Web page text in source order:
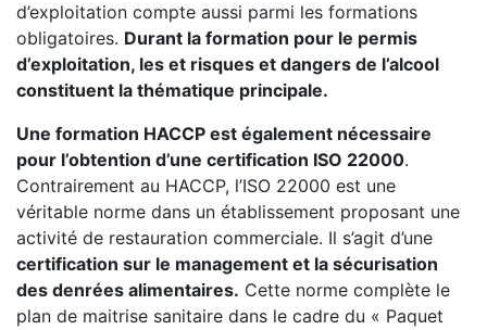
d’exploitation compte aussi parmi les formations
obligatoires. Durant la formation pour le permis
d’exploitation, les et risques et dangers de l’alcool
constituent la thématique principale.
Une formation HACCP est également nécessaire
pour l’obtention d’une certification ISO 22000.
Contrairement au HACCP, l’ISO 22000 est une
véritable norme dans un établissement proposant une
activité de restauration commerciale. Il s’agit d’une
certification sur le management et la sécurisation
des denrées alimentaires. Cette norme complète le
plan de maitrise sanitaire dans le cadre du « Paquet